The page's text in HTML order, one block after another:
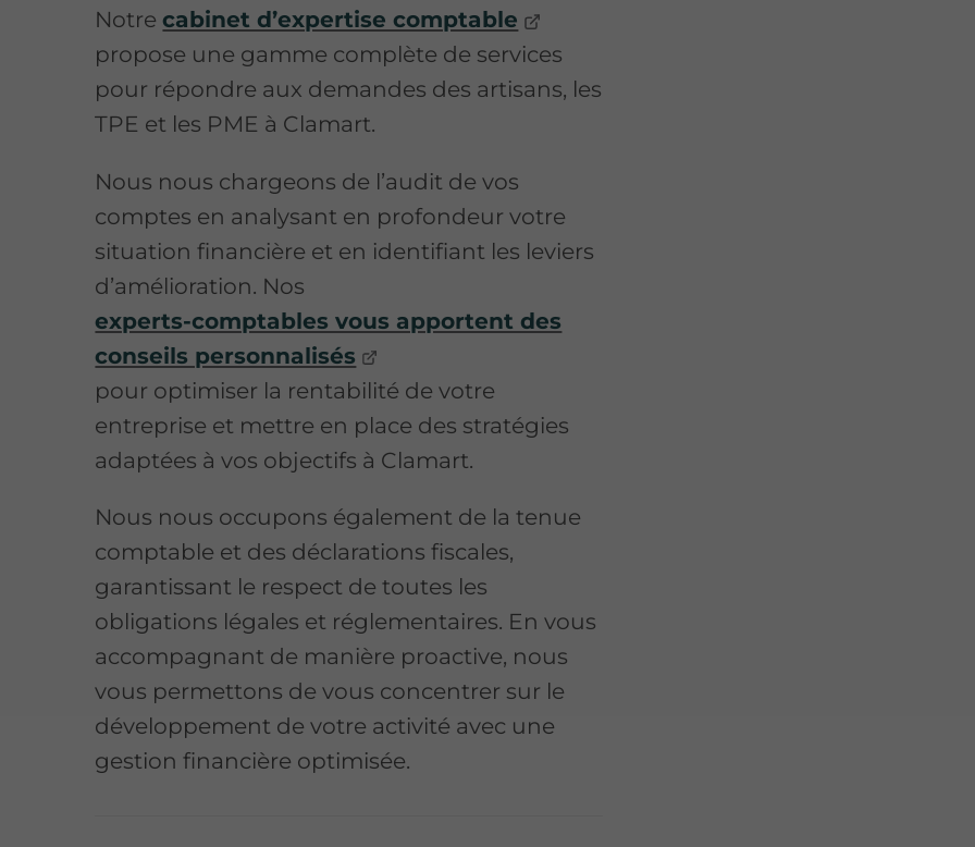
Notrecabinet d’expertise comptable
propose une gamme complète de services
pour répondre aux demandes des artisans, les
TPE et les PME à Clamart.
Nous nous chargeons de l’audit de vos
comptes en analysant en profondeur votre
situation financière et en identifiant les leviers
d’amélioration. Nos
experts-comptables vous apportent des
conseils personnalisés
pour optimiser la rentabilité de votre
entreprise et mettre en place des stratégies
adaptées à vos objectifs à Clamart.
Nous nous occupons également de la tenue
comptable et des déclarations fiscales,
garantissant le respect de toutes les
obligations légales et réglementaires. En vous
accompagnant de manière proactive, nous
vous permettons de vous concentrer sur le
développement de votre activité avec une
gestion financière optimisée.